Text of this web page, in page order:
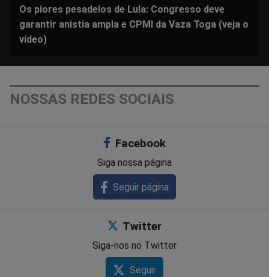
Os piores pesadelos de Lula: Congresso deve
garantir anistia ampla e CPMI da Vaza Toga (veja o
vídeo)
NOSSAS REDES SOCIAIS
Facebook
Siga nossa página
Seguir página
Twitter
Siga-nos no Twitter
Seguir